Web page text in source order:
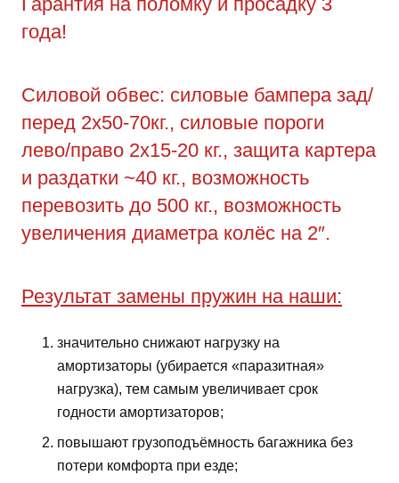
года!
Силовой обвес: силовые бампера зад/
перед 2х50-70кг., силовые пороги
лево/право 2х15-20 кг., защита картера
и раздатки ~40 кг., возможность
перевозить до 500 кг., возможность
увеличения диаметра колёс на 2″.
Результат замены пружин на наши:
значительно снижают нагрузку на
амортизаторы (убирается «паразитная»
нагрузка), тем самым увеличивает срок
годности амортизаторов;
повышают грузоподъёмность багажника без
потери комфорта при езде;